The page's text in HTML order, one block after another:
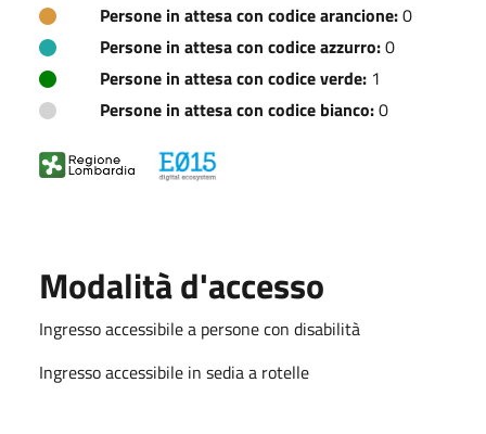
Persone in attesa con codice arancione:0
Persone in attesa con codice azzurro:0
Persone in attesa con codice verde: 1
Persone in attesa con codice bianco:0
Modalità d'accesso
Ingresso accessibile a persone con disabilità
Ingresso accessibile in sedia a rotelle